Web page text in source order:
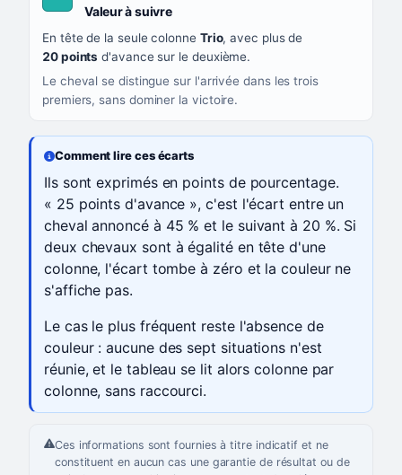
Valeur à suivre, couleur turquoise
En tête de la seule colonne Trio, avec plus de
20 points d'avance sur le deuxième.
Le cheval se distingue sur l'arrivée dans les trois
premiers, sans dominer la victoire.
Comment lire ces écarts
Ils sont exprimés en points de pourcentage.
« 25 points d'avance », c'est l'écart entre un
cheval annoncé à 45 % et le suivant à 20 %. Si
deux chevaux sont à égalité en tête d'une
colonne, l'écart tombe à zéro et la couleur ne
s'affiche pas.
Le cas le plus fréquent reste l'absence de
couleur : aucune des sept situations n'est
réunie, et le tableau se lit alors colonne par
colonne, sans raccourci.
Ces informations sont fournies à titre indicatif et ne
constituent en aucun cas une garantie de résultat ou de